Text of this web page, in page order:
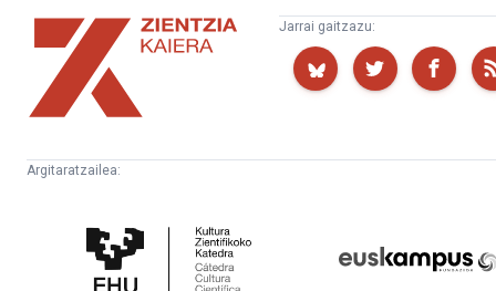
Zientzia
Kaiera
Jarrai gaitzazu:
Argitaratzailea:
Zientifikoko
Katedra